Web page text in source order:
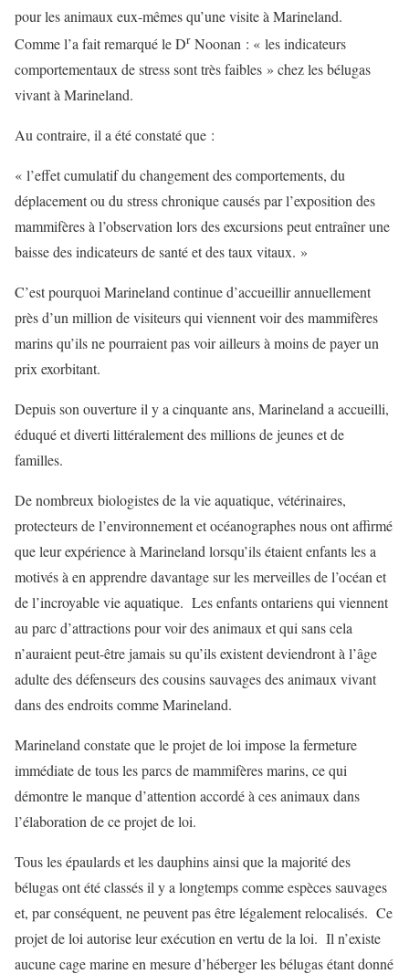
pour les animaux eux-mêmes qu’une visite à Marineland.
Comme l’a fait remarqué le DrNoonan : « les indicateurs
comportementaux de stress sont très faibles » chez les bélugas
vivant à Marineland.
Au contraire, il a été constaté que :
« l’effet cumulatif du changement des comportements, du
déplacement ou du stress chronique causés par l’exposition des
mammifères à l’observation lors des excursions peut entraîner une
baisse des indicateurs de santé et des taux vitaux. »
C’est pourquoi Marineland continue d’accueillir annuellement
près d’un million de visiteurs qui viennent voir des mammifères
marins qu’ils ne pourraient pas voir ailleurs à moins de payer un
prix exorbitant.
Depuis son ouverture il y a cinquante ans, Marineland a accueilli,
éduqué et diverti littéralement des millions de jeunes et de
familles.
De nombreux biologistes de la vie aquatique, vétérinaires,
protecteurs de l’environnement et océanographes nous ont affirmé
que leur expérience à Marineland lorsqu’ils étaient enfants les a
motivés à en apprendre davantage sur les merveilles de l’océan et
de l’incroyable vie aquatique. Les enfants ontariens qui viennent
au parc d’attractions pour voir des animaux et qui sans cela
n’auraient peut-être jamais su qu’ils existent deviendront à l’âge
adulte des défenseurs des cousins sauvages des animaux vivant
dans des endroits comme Marineland.
Marineland constate que le projet de loi impose la fermeture
immédiate de tous les parcs de mammifères marins, ce qui
démontre le manque d’attention accordé à ces animaux dans
l’élaboration de ce projet de loi.
Tous les épaulards et les dauphins ainsi que la majorité des
bélugas ont été classés il y a longtemps comme espèces sauvages
et, par conséquent, ne peuvent pas être légalement relocalisés. Ce
projet de loi autorise leur exécution en vertu de la loi. Il n’existe
aucune cage marine en mesure d’héberger les bélugas étant donné